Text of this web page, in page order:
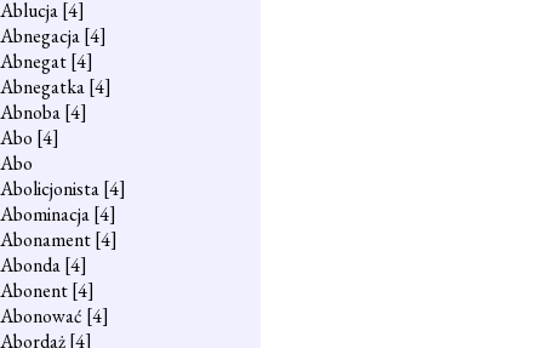
Ablucja[4]
Abnegacja[4]
Abnegat[4]
Abnegatka[4]
Abnoba[4]
Abo [4]
Abo
Abolicjonista[4]
Abominacja[4]
Abonament[4]
Abonda[4]
Abonent[4]
Abonować [4]
Abordaż[4]